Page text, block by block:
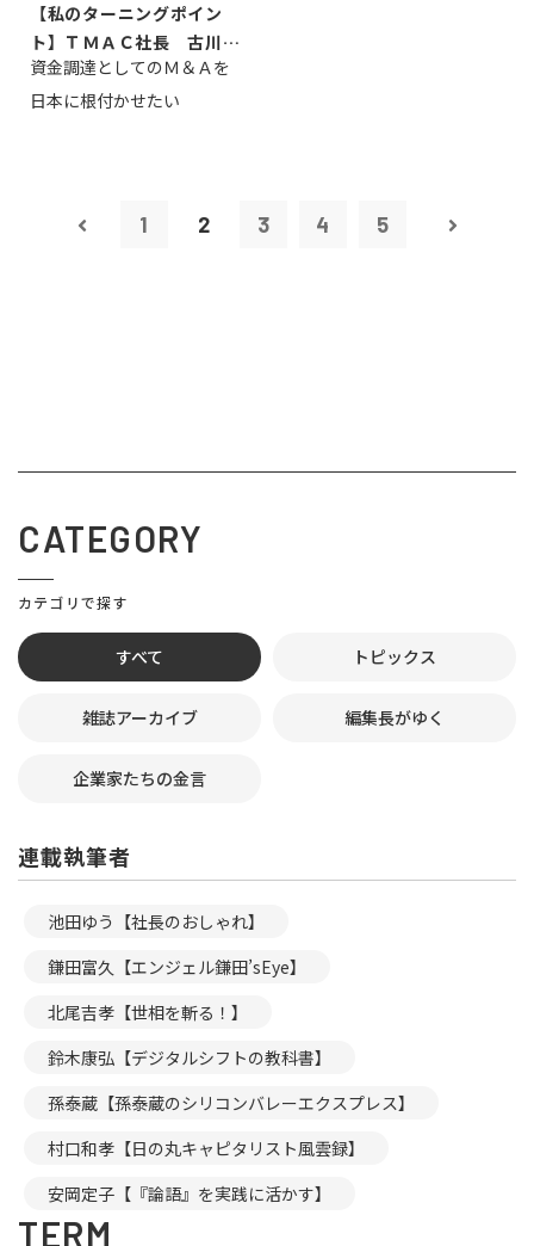
【私のターニングポイン
ト】ＴＭＡＣ社長 古川英
一
資金調達としてのＭ＆Ａを
日本に根付かせたい
1 2 3 4 5
CATEGORY
カテゴリで探す
すべて トピックス
雑誌アーカイブ 編集長がゆく
企業家たちの金言
連載執筆者
池田ゆう【社長のおしゃれ】
鎌田富久【エンジェル鎌田’sEye】
北尾吉孝【世相を斬る！】
鈴木康弘【デジタルシフトの教科書】
孫泰蔵【孫泰蔵のシリコンバレーエクスプレス】
村口和孝【日の丸キャピタリスト風雲録】
安岡定子【『論語』を実践に活かす】
TERM